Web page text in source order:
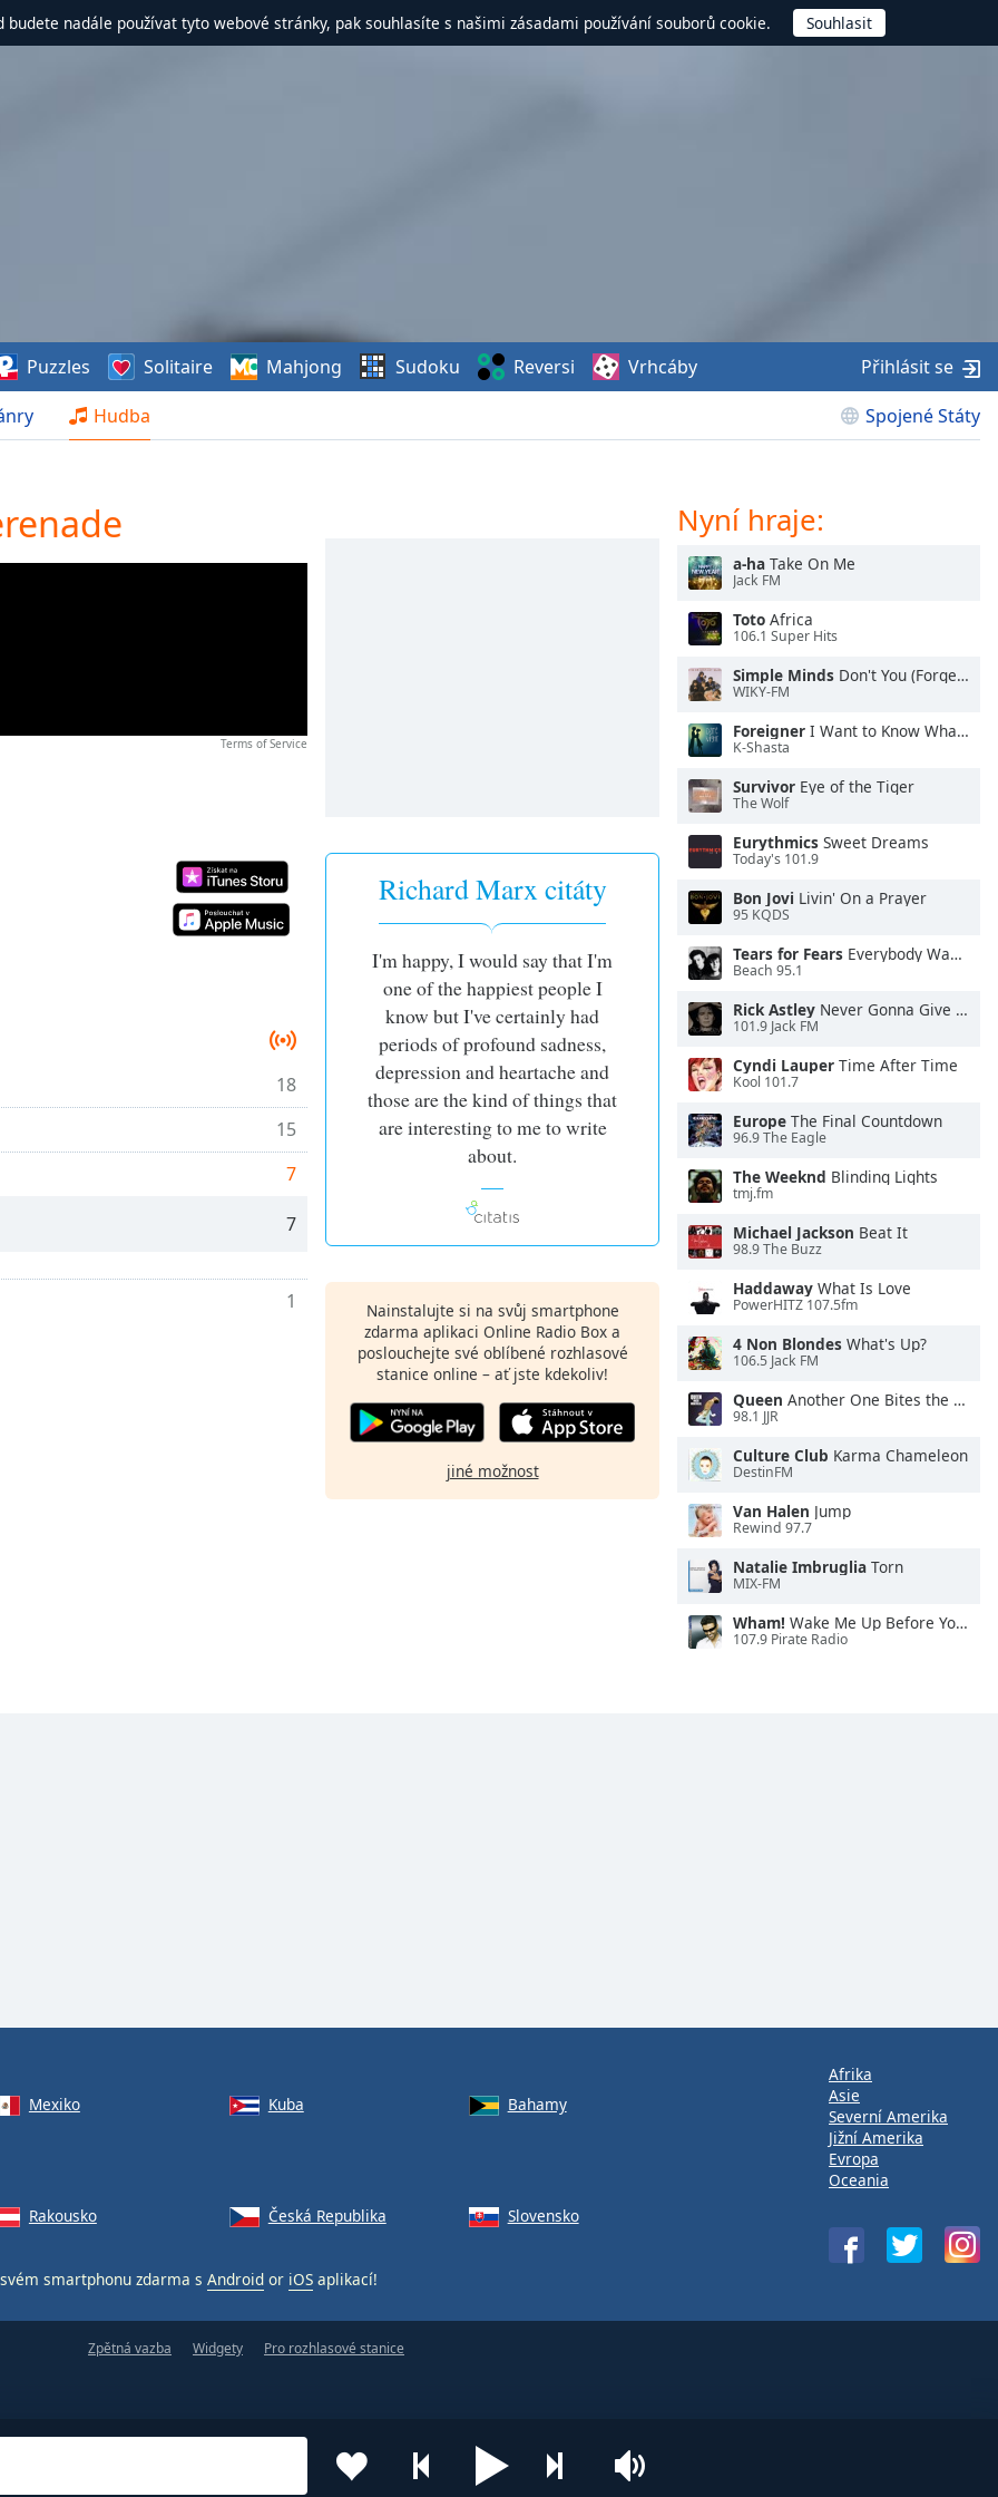
budete nadále používat tyto webové stránky, pak souhlasíte s našimi zásadami používání souborů cookie.
Hudba Spojené Státy
Puzzles Solitaire Mahjong Sudoku Reversi Vrhcáby Přihlásit se
Terms of Service
18
15
7
7
1
Richard Marx citáty
I'm happy, I would say that I'm
one of the happiest people I
know but I've certainly had
periods of profound sadness,
depression and heartache and
those are the kind of things that
are interesting to me to write
about.
Nainstalujte si na svůj smartphone
zdarma aplikaci Online Radio Box a
poslouchejte své oblíbené rozhlasové
stanice online – ať jste kdekoliv!
jiné možnost
Nyní hraje:
a-ha Take On Me
Jack FM
Toto Africa
106.1 Super Hits
Simple Minds Don't You (Forget About Me)
WIKY-FM
Foreigner I Want to Know What Love Is
K-Shasta
Survivor Eye of the Tiger
The Wolf
Eurythmics Sweet Dreams
Today's 101.9
Bon Jovi Livin' On a Prayer
95 KQDS
Tears for Fears Everybody Wants To Rule the World
Beach 95.1
Rick Astley Never Gonna Give You Up
101.9 Jack FM
Cyndi Lauper Time After Time
Kool 101.7
Europe The Final Countdown
96.9 The Eagle
The Weeknd Blinding Lights
tmj.fm
Michael Jackson Beat It
98.9 The Buzz
Haddaway What Is Love
PowerHITZ 107.5fm
4 Non Blondes What's Up?
106.5 Jack FM
Queen Another One Bites the Dust
98.1 JJR
Culture Club Karma Chameleon
DestinFM
Van Halen Jump
Rewind 97.7
Natalie Imbruglia Torn
MIX-FM
Wham! Wake Me Up Before You Go-Go
107.9 Pirate Radio
Mexiko Kuba
Bahamy
Rakousko Česká Republika Slovensko
smartphonu zdarma s Android or iOS aplikací!
Afrika
Asie
Severní Amerika
Jižní Amerika
Evropa
Oceania
Zpětná vazba Widgety Pro rozhlasové stanice